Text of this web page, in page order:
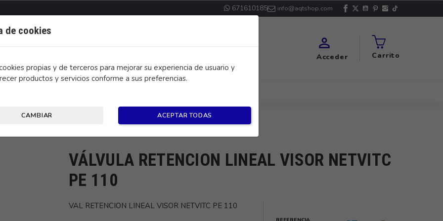
de cookies
propias y de terceros para mejorar su experiencia de usuario y
productos y servicios conforme a sus preferencias.
CAMBIAR ACEPTAR TODAS
671610185 info@aqtshop.com

Acceder Carrito
NETVITC PE 110
VÁLVULA RETENCION LINEAL VISOR NETVITC
PE 110
VAL RETENCION LINEAL VISOR NETVITC PE 110